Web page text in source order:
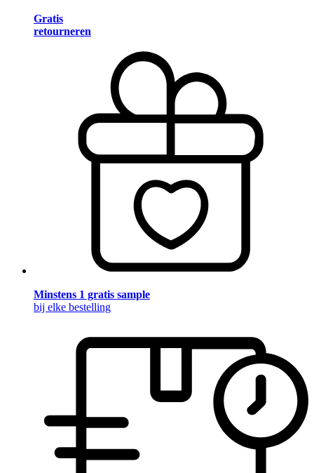
Gratis
retourneren
Minstens 1 gratis sample
bij elke bestelling